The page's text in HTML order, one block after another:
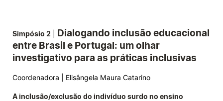
Simpósio 2
Dialogando inclusão educacional
entre Brasil e Portugal: um olhar
investigativo para as práticas inclusivas
Coordenadora | Elisângela Maura Catarino
A inclusão/exclusão do indivíduo surdo no ensino